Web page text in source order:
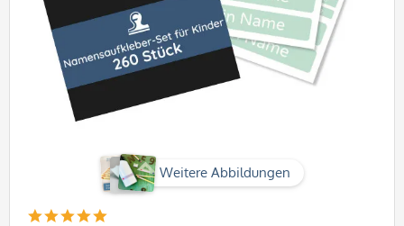
Weitere Abbildungen